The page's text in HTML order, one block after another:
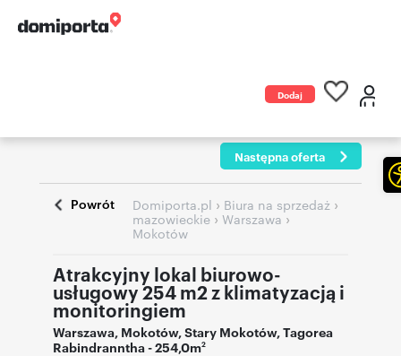
Dodaj
Następna oferta
Powrót Domiporta.pl › Biura na sprzedaż ›
mazowieckie › Warszawa›
Mokotów
Atrakcyjny lokal biurowo-
usługowy 254 m2 z klimatyzacją i
monitoringiem
Warszawa, Mokotów,Stary Mokotów,Tagorea
Rabindranntha- 254,0m2